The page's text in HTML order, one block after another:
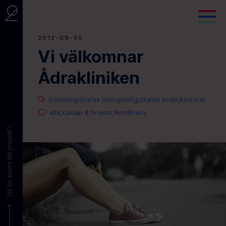
Vill du starta ett projekt?
2012-09-05
Vi välkomnar
Ådrakliniken
Göteborg Grafisk formgivning Grafisk profil Kontoret
Alla Kunder & Projekt ,WordPress